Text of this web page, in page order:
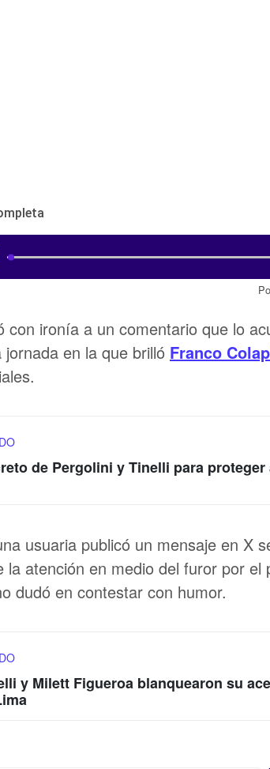
con ironía a un comentario que lo
en la que brilló Franco
de Pergolini y Tinelli para
usuaria publicó un mensaje en X
atención en medio del furor por el
dudó en contestar con humor.
y Milett Figueroa blanquearon su